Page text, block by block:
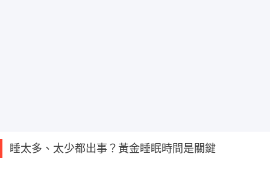
睡太多、太少都出事？黃金睡眠時間是關鍵